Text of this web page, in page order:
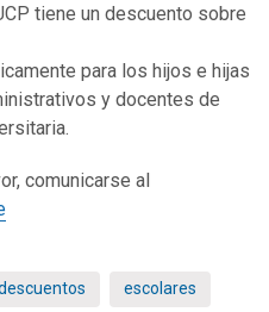
tiene un descuento sobre
para los hijos e hijas
y docentes de
comunicarse al
escolares